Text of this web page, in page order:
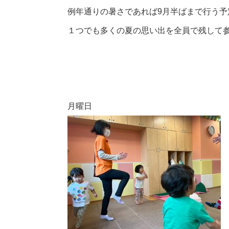
例年通りの暑さであれば9月半ばまで行う予
１つでも多くの夏の思い出を全員で残して
月曜日